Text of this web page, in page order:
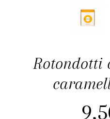
Rotondotti